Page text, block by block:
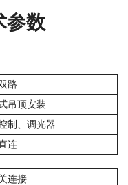
参数
路
吊顶安装
制、调光器
连
连接